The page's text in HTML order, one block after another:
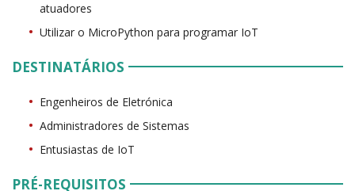
atuadores
Utilizar o MicroPython para programar IoT
DESTINATÁRIOS
Engenheiros de Eletrónica
Administradores de Sistemas
Entusiastas de IoT
PRÉ-REQUISITOS